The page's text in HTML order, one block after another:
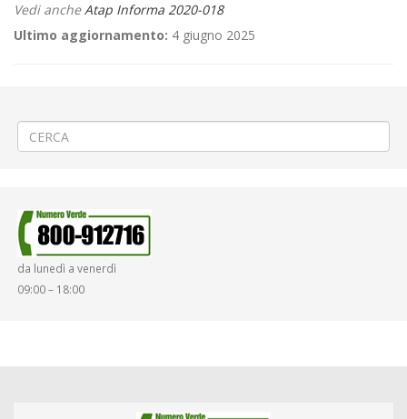
Vedi ancheAtap Informa 2020-018
Ultimo aggiornamento: 4 giugno 2025
da lunedì a venerdì
09:00 – 18:00